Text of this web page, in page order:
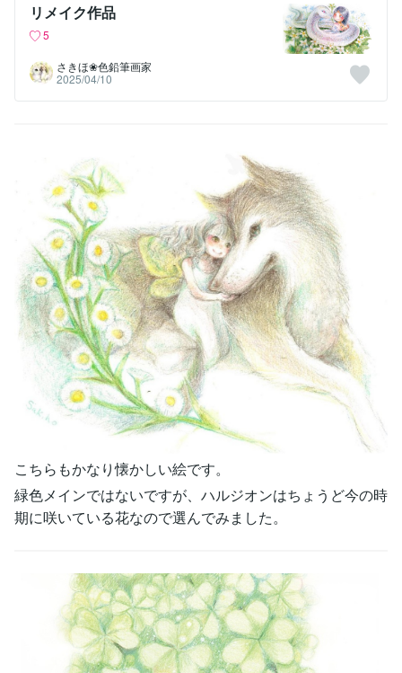
リメイク作品
5
さきほ❀色鉛筆画家
2025/04/10
こちらもかなり懐かしい絵です。
緑色メインではないですが、ハルジオンはちょうど今の時
期に咲いている花なので選んでみました。